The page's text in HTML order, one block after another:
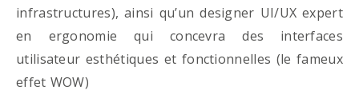
infrastructures), ainsi qu’un designer UI/UX expert
en ergonomie qui concevra des interfaces
utilisateur esthétiques et fonctionnelles (le fameux
effet WOW)